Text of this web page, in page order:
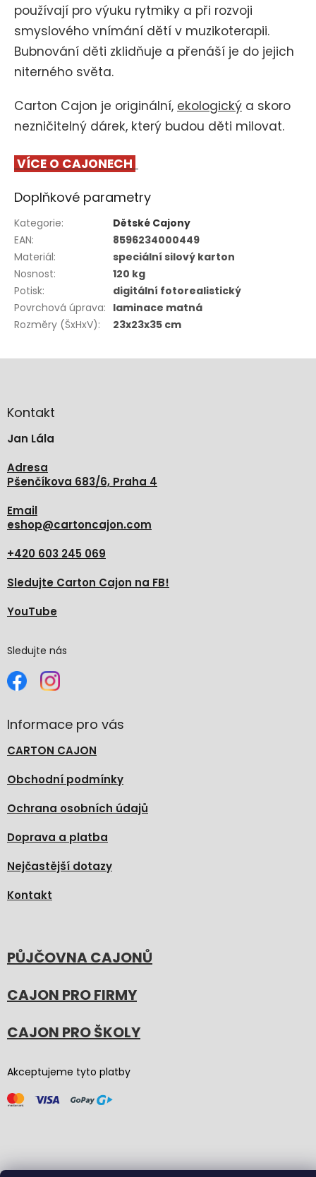
používají pro výuku rytmiky a při rozvoji
smyslového vnímání dětí v muzikoterapii.
Bubnování děti zklidňuje a přenáší je do jejich
niterného světa.
Carton Cajon je originální, ekologický a skoro
nezničitelný dárek, který budou děti milovat.
VÍCE O CAJONECH
Doplňkové parametry
Kategorie:
Dětské Cajony
EAN:
8596234000449
Materiál:
speciální silový karton
Nosnost:
120 kg
Potisk:
digitální fotorealistický
Povrchová úprava: laminace matná
Rozměry (ŠxHxV): 23x23x35 cm
aKontakt
Jan Lála
Adresa
Pšenčíkova 683/6, Praha 4
Email
eshop@cartoncajon.com
+420 603 245 069
Sledujte Carton Cajon na FB!
YouTube
Sledujte nás
Informace pro vás
CARTON CAJON
Obchodní podmínky
Ochrana osobních údajů
Doprava a platba
Nejčastější dotazy
Kontakt
PŮJČOVNA CAJONŮ
CAJON PRO FIRMY
CAJON PRO ŠKOLY
Akceptujeme tyto platby